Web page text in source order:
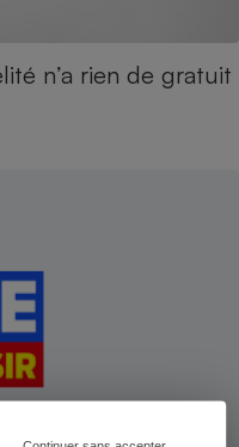
n’a rien de gratuit